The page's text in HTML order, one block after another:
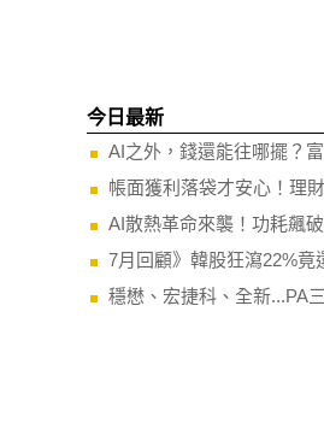
今日最新
AI之外，錢還能往哪擺？
帳面獲利落袋才安心！理
AI散熱革命來襲！功耗飆
7月回顧》韓股狂瀉22%竟
穩懋、宏捷科、全新...PA